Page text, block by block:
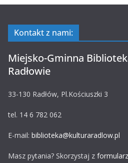
Kontakt z nami:
Miejsko-Gminna
Radłowie
33-130 Radłów, Pl.Kościuszki 3
tel. 14 6 782 062
E-mail: biblioteka@kulturaradlow.pl
Masz pytania? Skorzystaj z